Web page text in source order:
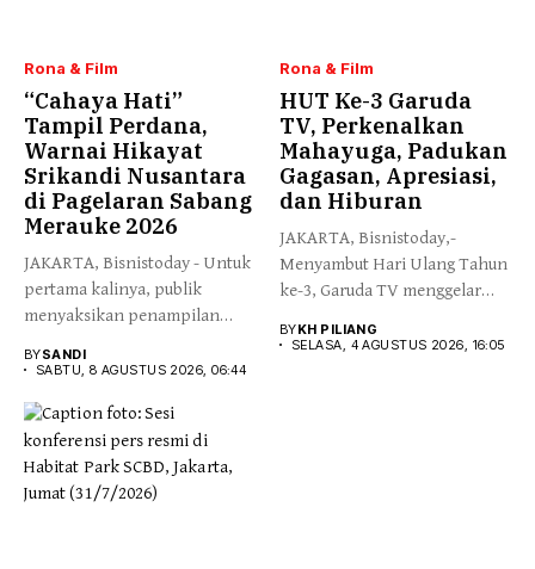
Rona & Film
“Cahaya Hati”
Tampil Perdana,
Warnai Hikayat
Srikandi Nusantara
di Pagelaran Sabang
Merauke 2026
JAKARTA, Bisnistoday - Untuk
pertama kalinya, publik
menyaksikan penampilan
BYSANDI
SABTU, 8 AGUSTUS 2026, 06:44
Rona & Film
HUT Ke-3 Garuda
TV, Perkenalkan
Mahayuga, Padukan
Gagasan, Apresiasi,
dan Hiburan
JAKARTA, Bisnistoday,-
Menyambut Hari Ulang Tahun
ke-3, Garuda TV menggelar
BYKH PILIANG
SELASA, 4 AGUSTUS 2026, 16:05